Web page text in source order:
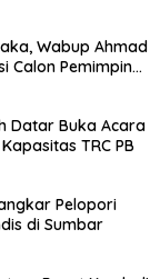
Wabup Ahmad
Calon Pemimpin
Datar Buka Acara
TRC PB
Pelopori
di Sumbar